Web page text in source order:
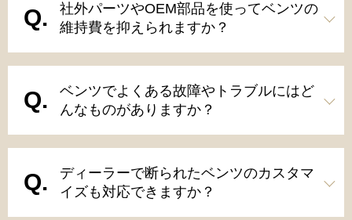
社外パーツやOEM部品を使ってベンツの
維持費を抑えられますか？
ベンツでよくある故障やトラブルにはど
んなものがありますか？
ディーラーで断られたベンツのカスタマ
イズも対応できますか？